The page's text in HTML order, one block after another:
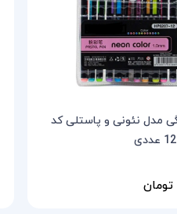
مدل نئونی و پاستلی کد